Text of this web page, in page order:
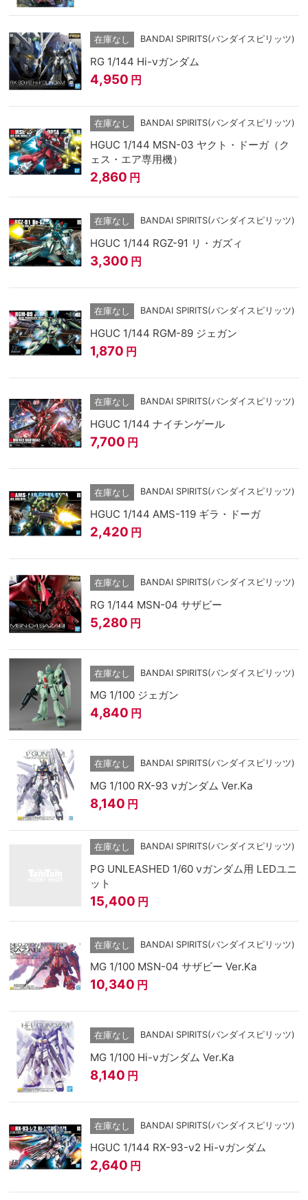
在庫なし BANDAI SPIRITS(バンダイスピリッツ)
RG 1/144 Hi-νガンダム
4,950 円
在庫なし BANDAI SPIRITS(バンダイスピリッツ)
HGUC 1/144 MSN-03 ヤクト・ドーガ（ク
ェス・エア専用機）
2,860 円
在庫なし BANDAI SPIRITS(バンダイスピリッツ)
HGUC 1/144 RGZ-91 リ・ガズィ
3,300 円
在庫なし BANDAI SPIRITS(バンダイスピリッツ)
HGUC 1/144 RGM-89 ジェガン
1,870 円
在庫なし BANDAI SPIRITS(バンダイスピリッツ)
HGUC 1/144 ナイチンゲール
7,700 円
在庫なし BANDAI SPIRITS(バンダイスピリッツ)
HGUC 1/144 AMS-119 ギラ・ドーガ
2,420 円
在庫なし BANDAI SPIRITS(バンダイスピリッツ)
RG 1/144 MSN-04 サザビー
5,280 円
在庫なし BANDAI SPIRITS(バンダイスピリッツ)
MG 1/100 ジェガン
4,840 円
在庫なし BANDAI SPIRITS(バンダイスピリッツ)
MG 1/100 RX-93 νガンダム Ver.Ka
8,140 円
在庫なし BANDAI SPIRITS(バンダイスピリッツ)
PG UNLEASHED 1/60 νガンダム用 LEDユニ
ット
15,400 円
在庫なし BANDAI SPIRITS(バンダイスピリッツ)
MG 1/100 MSN-04 サザビー Ver.Ka
10,340 円
在庫なし BANDAI SPIRITS(バンダイスピリッツ)
MG 1/100 Hi-νガンダム Ver.Ka
8,140 円
在庫なし BANDAI SPIRITS(バンダイスピリッツ)
HGUC 1/144 RX-93-ν2 Hi-νガンダム
2,640 円